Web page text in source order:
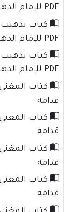
PDF للإمام الذهبي
PDF للإمام الذهبي
PDF للإمام الذهبي
قدامة
قدامة
قدامة
قدامة